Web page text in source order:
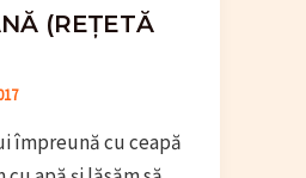
(REȚETĂ
împreună cu ceapă